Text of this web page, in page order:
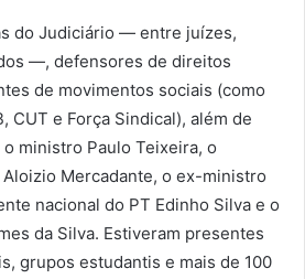
do Judiciário — entre juízes,
—, defensores de direitos
de movimentos sociais (como
CUT e Força Sindical), além de
ministro Paulo Teixeira, o
Mercadante, o ex-ministro
nacional do PT Edinho Silva e o
da Silva. Estiveram presentes
grupos estudantis e mais de 100